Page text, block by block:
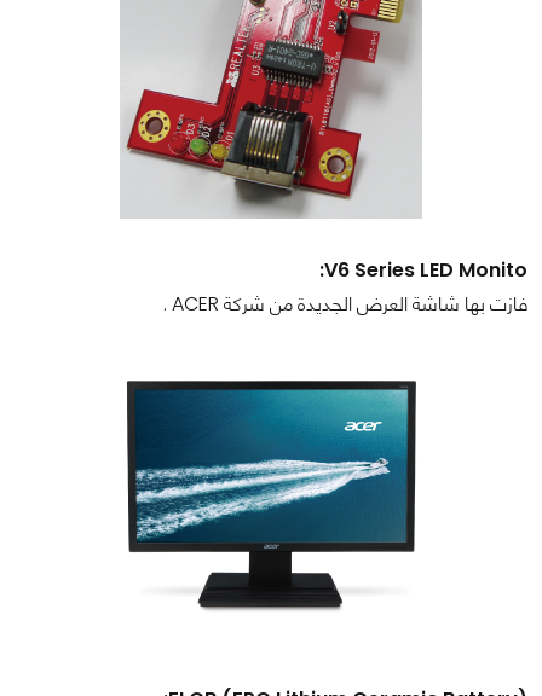
V6 Series LED Monito:
فازت بها شاشة العرض الجديدة من شركة ACER .